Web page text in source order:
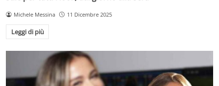
Michele Messina 11 Dicembre 2025
Leggi di più